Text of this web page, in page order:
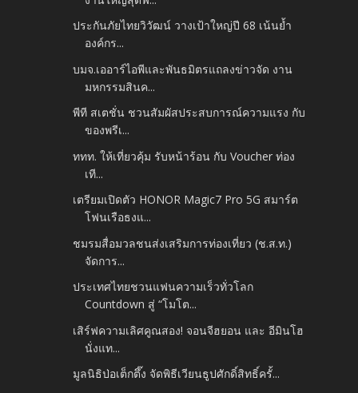
ประกันภัยไทยวิวัฒน์ วางเป้าใหญ่ปี 68 เน้นย้ำ
องค์กร...
บมจ.เออาร์ไอพีและพันธมิตรแถลงข่าวจัด งาน
มหกรรมสินค...
พีที สเตชั่น ชวนสัมผัสประสบการณ์ความแรง กับ
ของพรีเ...
ททท. ให้เที่ยวคุ้ม รับหน้าร้อน กับ Voucher ท่อง
เที...
เตรียมเปิดตัว HONOR Magic7 Pro 5G สมาร์ต
โฟนเรือธงแ...
ชมรมสื่อมวลชนส่งเสริมการท่องเที่ยว (ช.ส.ท.)
จัดการ...
ประเทศไทยชวนแฟนความเร็วทั่วโลก
Countdown สู่ “โมโต...
เสิร์ฟความเลิศคูณสอง! จอนจีฮยอน และ อีมินโฮ
นั่งแท...
มูลนิธิป่อเต็กตึ๊ง จัดพิธีเวียนธูปศักดิ์สิทธิ์ครั้...